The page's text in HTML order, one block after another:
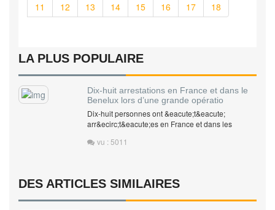
11
12 13 14 15 16 17 18
LA PLUS POPULAIRE
Dix-huit arrestations en France et dans le
Benelux lors d’une grande opératio
Dix-huit personnes ont &eacute;t&eacute;
arr&ecirc;t&eacute;es en France et dans les
vu : 5011
DES ARTICLES SIMILAIRES